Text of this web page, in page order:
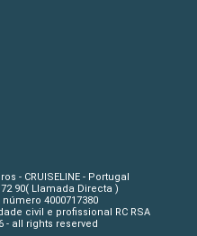
- CRUISELINE - Portugal
72 90( Llamada Directa )
4000717380
civil e profissional RC RSA
- all rights reserved